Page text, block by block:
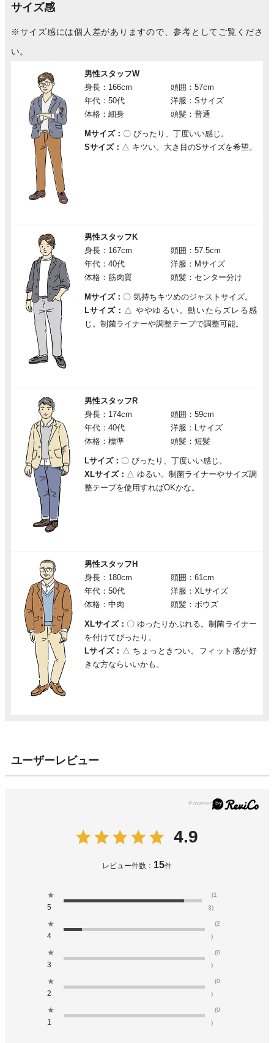
サイズ感
※サイズ感には個人差がありますので、参考としてご覧くださ
い。
男性スタッフW
身長：166cm
年代：50代
体格：細身
頭囲：57cm
洋服：Sサイズ
頭髪：普通
Mサイズ： 〇ぴったり、丁度いい感じ。
Sサイズ： △ キツい。大き目のSサイズを希望。
男性スタッフK
身長：167cm
年代：40代
体格：筋肉質
頭囲：57.5cm
洋服：Mサイズ
頭髪：センター分け
Mサイズ： 〇気持ちキツめのジャストサイズ。
Lサイズ： △ ややゆるい。動いたらズレる感
じ。制菌ライナーや調整テープで調整可能。
男性スタッフR
身長：174cm
年代：40代
体格：標準
頭囲：59cm
洋服：Lサイズ
頭髪：短髪
Lサイズ： 〇ぴったり、丁度いい感じ。
XLサイズ： △ ゆるい。制菌ライナーやサイズ調
整テープを使用すればOKかな。
男性スタッフH
身長：180cm
年代：50代
体格：中肉
頭囲：61cm
洋服：XLサイズ
頭髪：ボウズ
XLサイズ： 〇ゆったりかぶれる。制菌ライナー
を付けてぴったり。
Lサイズ： △ ちょっときつい。フィット感が好
きな方ならいいかも。
ユーザーレビュー
4.9
レビュー件数： 15件
★
5
(1
3)
★
4
(2
)
★
3
(0
)
★
2
(0
)
★
1
(0
)